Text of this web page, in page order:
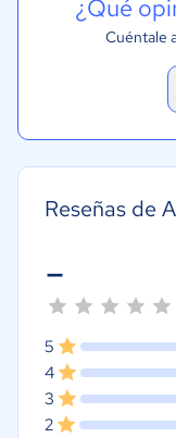
¿Qué
Cuéntale
Reseñas de
-
5
4
3
2